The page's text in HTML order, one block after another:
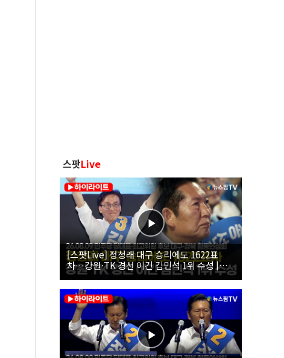
스팟Live
[스팟Live] 정청래 대구 승리에도 1622표
차…강원·TK 경선 이긴 김민석 1위 수성 |
26.08.09 더불어민주당 당대표·최고위원 후
보 대구·경북 합동연설회